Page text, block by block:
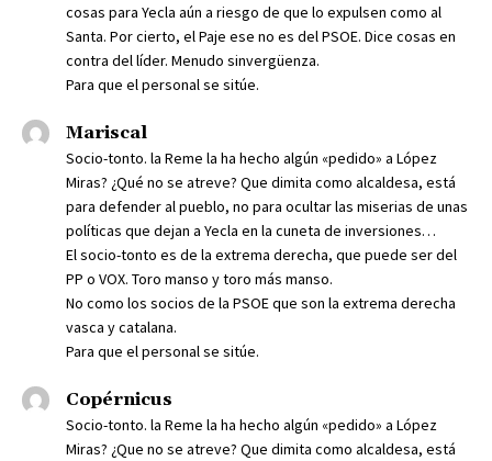
cosas para Yecla aún a riesgo de que lo expulsen como al
Santa. Por cierto, el Paje ese no es del PSOE. Dice cosas en
contra del líder. Menudo sinvergüenza.
Para que el personal se sitúe.
Mariscal
Socio-tonto. la Reme la ha hecho algún «pedido» a López
Miras? ¿Qué no se atreve? Que dimita como alcaldesa, está
para defender al pueblo, no para ocultar las miserias de unas
políticas que dejan a Yecla en la cuneta de inversiones…
El socio-tonto es de la extrema derecha, que puede ser del
PP o VOX. Toro manso y toro más manso.
No como los socios de la PSOE que son la extrema derecha
vasca y catalana.
Para que el personal se sitúe.
Copérnicus
Socio-tonto. la Reme la ha hecho algún «pedido» a López
Miras? ¿Que no se atreve? Que dimita como alcaldesa, está